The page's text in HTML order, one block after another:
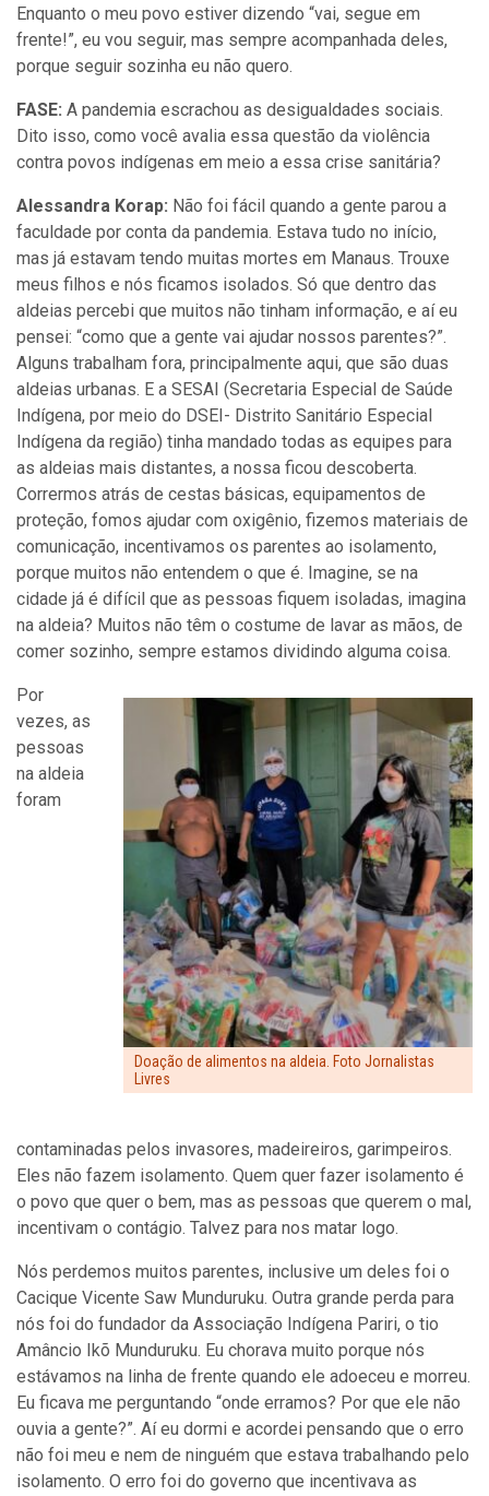
Enquanto o meu povo estiver dizendo “vai, segue em
frente!”, eu vou seguir, mas sempre acompanhada deles,
porque seguir sozinha eu não quero.
FASE: A pandemia escrachou as desigualdades sociais.
Dito isso, como você avalia essa questão da violência
contra povos indígenas em meio a essa crise sanitária?
Alessandra Korap: Não foi fácil quando a gente parou a
faculdade por conta da pandemia. Estava tudo no início,
mas já estavam tendo muitas mortes em Manaus. Trouxe
meus filhos e nós ficamos isolados. Só que dentro das
aldeias percebi que muitos não tinham informação, e aí eu
pensei: “como que a gente vai ajudar nossos parentes?”.
Alguns trabalham fora, principalmente aqui, que são duas
aldeias urbanas. E a SESAI (Secretaria Especial de Saúde
Indígena, por meio do DSEI- Distrito Sanitário Especial
Indígena da região) tinha mandado todas as equipes para
as aldeias mais distantes, a nossa ficou descoberta.
Corrermos atrás de cestas básicas, equipamentos de
proteção, fomos ajudar com oxigênio, fizemos materiais de
comunicação, incentivamos os parentes ao isolamento,
porque muitos não entendem o que é. Imagine, se na
cidade já é difícil que as pessoas fiquem isoladas, imagina
na aldeia? Muitos não têm o costume de lavar as mãos, de
comer sozinho, sempre estamos dividindo alguma coisa.
Doação de alimentos na aldeia. Foto Jornalistas
Livres
Por
vezes, as
pessoas
na aldeia
foram
contaminadas pelos invasores, madeireiros, garimpeiros.
Eles não fazem isolamento. Quem quer fazer isolamento é
o povo que quer o bem, mas as pessoas que querem o mal,
incentivam o contágio. Talvez para nos matar logo.
Nós perdemos muitos parentes, inclusive um deles foi o
Cacique Vicente Saw Munduruku. Outra grande perda para
nós foi do fundador da Associação Indígena Pariri, o tio
Amâncio Ikõ Munduruku. Eu chorava muito porque nós
estávamos na linha de frente quando ele adoeceu e morreu.
Eu ficava me perguntando “onde erramos? Por que ele não
ouvia a gente?”. Aí eu dormi e acordei pensando que o erro
não foi meu e nem de ninguém que estava trabalhando pelo
isolamento. O erro foi do governo que incentivava as